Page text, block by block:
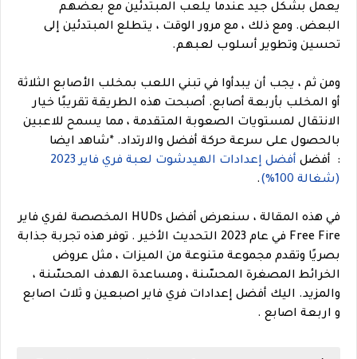
يعمل بشكل جيد عندما يلعب المبتدئين مع بعضهم
البعض. ومع ذلك ، مع مرور الوقت ، يتطلع المبتدئين إلى
تحسين وتطوير أسلوب لعبهم.
ومن ثم ، يجب أن يبدأوا في تبني اللعب بمخلب الأصابع الثلاثة
أو المخلب بأربعة أصابع. أصبحت هذه الطريقة تقريبًا خيار
الانتقال لمستويات الصعوبة المتقدمة ، مما يسمح للاعبين
بالحصول على سرعة حركة أفضل والارتداد. *شاهد ايضا
: أفضل
أفضل إعدادات الهيدشوت لعبة فري فاير 2023
(شغالة 100%)
.
في هذه المقالة ، سنعرض أفضل HUDs المخصصة لفري فاير
Free Fire في عام 2023 التحديث الأخير . توفر هذه تجربة جذابة
بصريًا وتقدم مجموعة متنوعة من الميزات ، مثل عروض
الخرائط المصغرة المحسّنة ، ومساعدة الهدف المحسّنة ،
والمزيد. اليك أفضل إعدادات فري فاير اصبعين و ثلاث اصابع
و اربعة اصابع .